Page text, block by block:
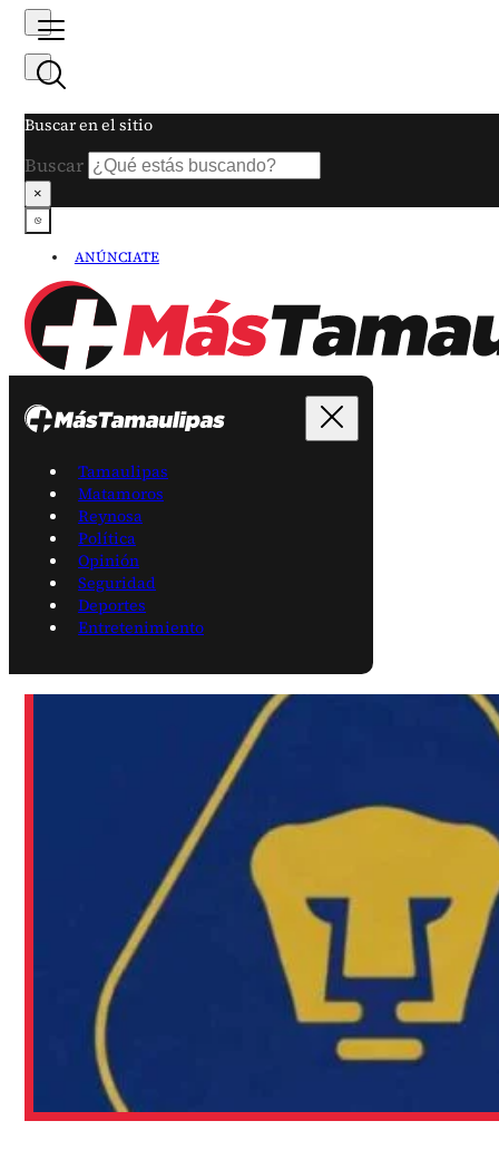
Buscar en el sitio
Buscar
×
ANÚNCIATE
Tamaulipas
Matamoros
Reynosa
Política
Opinión
Seguridad
Deportes
Entretenimiento